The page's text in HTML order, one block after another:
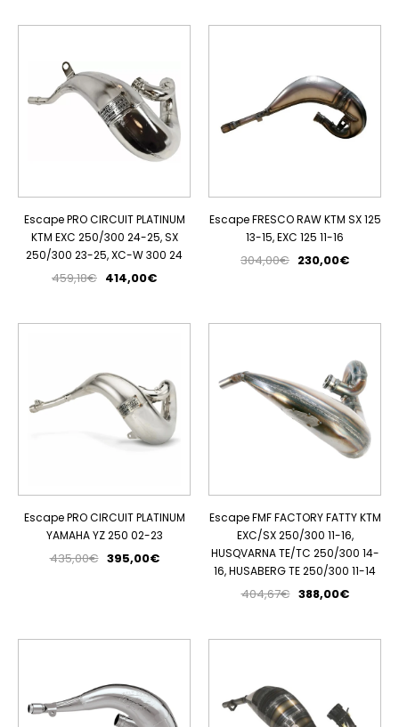
Escape PRO CIRCUIT PLATINUM
KTM EXC 250/300 24-25, SX
250/300 23-25, XC-W 300 24
459,18€ 414,00€
Escape FRESCO RAW KTM SX 125
13-15, EXC 125 11-16
304,00€ 230,00€
Escape PRO CIRCUIT PLATINUM
YAMAHA YZ 250 02-23
435,00€ 395,00€
Escape FMF FACTORY FATTY KTM
EXC/SX 250/300 11-16,
HUSQVARNA TE/TC 250/300 14-
16, HUSABERG TE 250/300 11-14
404,67€ 388,00€